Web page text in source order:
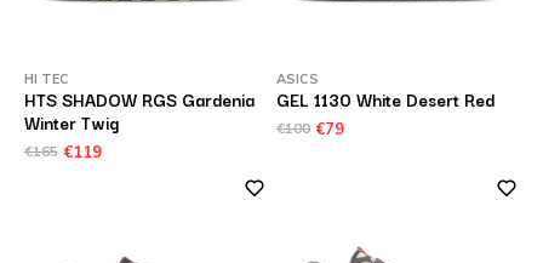
HI TEC
HTS SHADOW RGS Gardenia
Winter Twig
€165 €119
ASICS
GEL 1130 White Desert Red
€100 €79